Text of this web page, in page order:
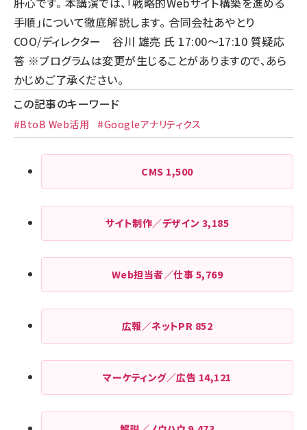
手順」について徹底解説します。 合同会社あやとり
COO/ディレクター 谷川 雄亮 氏 17:00～17:10 質疑応
答 ※プログラムは変更が生じることがありますので、あら
かじめご了承ください。
この記事のキーワード
#BtoB Web活用 #Googleアナリティクス
CMS 1,500
サイト制作／デザイン 3,185
Web担当者／仕事 5,769
広報／ネットPR 852
マーケティング／広告 14,121